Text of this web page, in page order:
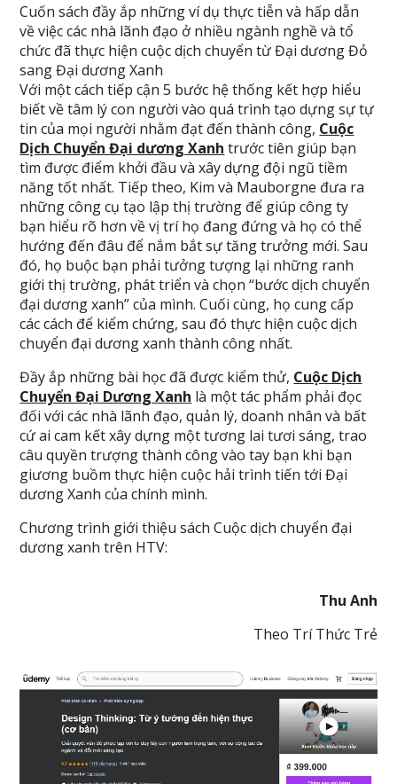
Cuốn sách đầy ắp những ví dụ thực tiễn và hấp dẫn
về việc các nhà lãnh đạo ở nhiều ngành nghề và tổ
chức đã thực hiện cuộc dịch chuyển từ Đại dương Đỏ
sang Đại dương Xanh
Với một cách tiếp cận 5 bước hệ thống kết hợp hiểu
biết về tâm lý con người vào quá trình tạo dựng sự tự
tin của mọi người nhằm đạt đến thành công, Cuộc
Dịch Chuyển Đại dương Xanh trước tiên giúp bạn
tìm được điểm khởi đầu và xây dựng đội ngũ tiềm
năng tốt nhất. Tiếp theo, Kim và Mauborgne đưa ra
những công cụ tạo lập thị trường để giúp công ty
bạn hiểu rõ hơn về vị trí họ đang đứng và họ có thể
hướng đến đâu để nắm bắt sự tăng trưởng mới. Sau
đó, họ buộc bạn phải tưởng tượng lại những ranh
giới thị trường, phát triển và chọn “bước dịch chuyển
đại dương xanh” của mình. Cuối cùng, họ cung cấp
các cách để kiểm chứng, sau đó thực hiện cuộc dịch
chuyển đại dương xanh thành công nhất.
Đầy ắp những bài học đã được kiểm thử, Cuộc Dịch
Chuyển Đại Dương Xanh là một tác phẩm phải đọc
đối với các nhà lãnh đạo, quản lý, doanh nhân và bất
cứ ai cam kết xây dựng một tương lai tươi sáng, trao
câu quyền trượng thành công vào tay bạn khi bạn
giương buồm thực hiện cuộc hải trình tiến tới Đại
dương Xanh của chính mình.
Chương trình giới thiệu sách Cuộc dịch chuyển đại
dương xanh trên HTV:
Thu Anh
Theo Trí Thức Trẻ